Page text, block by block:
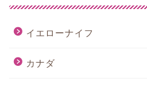
イエローナイフ
カナダ